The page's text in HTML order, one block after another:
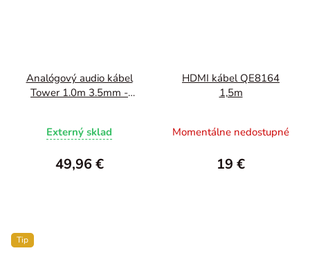
Analógový audio kábel
Tower 1.0m 3.5mm -
Externý sklad
49,96 €
HDMI kábel QE8164
1,5m
Momentálne nedostupné
19 €
Tip